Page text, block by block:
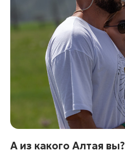
А из какого Алтая вы?